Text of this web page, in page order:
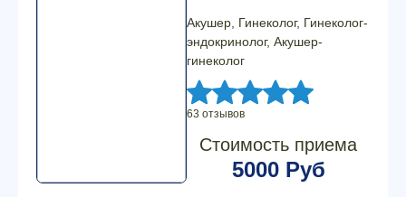
Акушер, Гинеколог, Гинеколог-
эндокринолог, Акушер-
гинеколог
63 отзывов
Стоимость приема
5000 Руб